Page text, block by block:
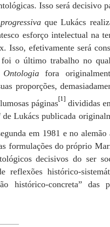
Isso será decisivo
que Lukács
esforço intelectual na
Isso, efetivamente será
foi o último trabalho no
Ontologiafora
proporções,
páginas[1]divididas
de Lukács publicada
em 1981 e no
formulações do próprio
decisivos do ser
reflexões histórico-
histórico-concreta”